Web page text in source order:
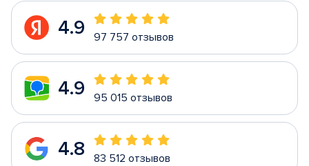
4.9 97 757 отзывов
4.9 95 015 отзывов
4.8 83 512 отзывов